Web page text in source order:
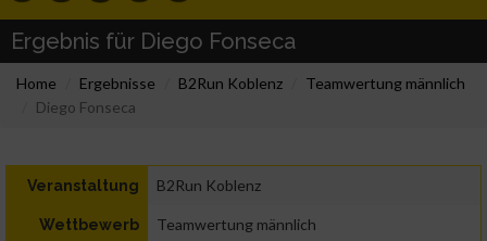
Ergebnis für Diego Fonseca
Home Ergebnisse B2Run Koblenz
Teamwertung männlich
Diego Fonseca
Veranstaltung B2Run Koblenz
Wettbewerb Teamwertung männlich